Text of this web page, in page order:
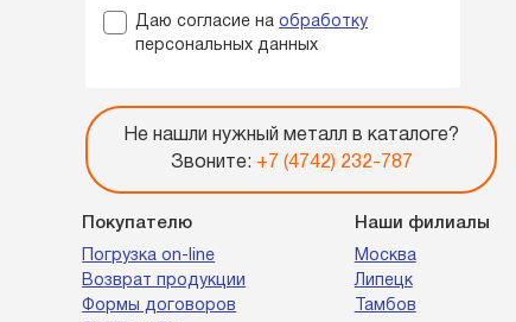
Покупателю
Погрузка on-line
Возврат продукции
Формы договоров
Наши филиалы
Москва
Липецк
Тамбов
Даю согласие на обработку
персональных данных
Не нашли нужный металл в каталоге?
Звоните: +7 (4742) 232-787